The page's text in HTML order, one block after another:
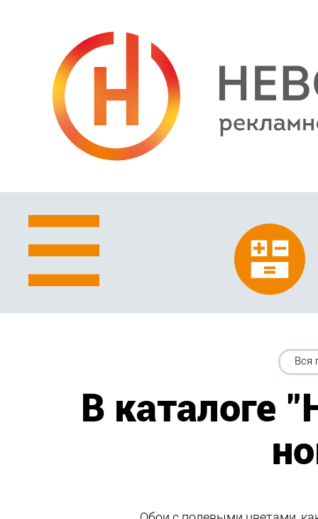
Вся
В каталоге